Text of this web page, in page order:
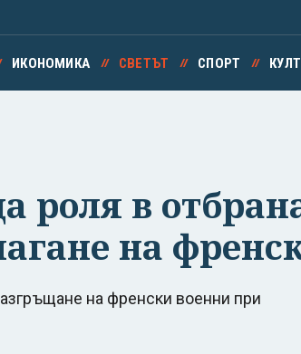
ИКОНОМИКА СВЕТЪТ СПОРТ
роля в
на
на френски военни при